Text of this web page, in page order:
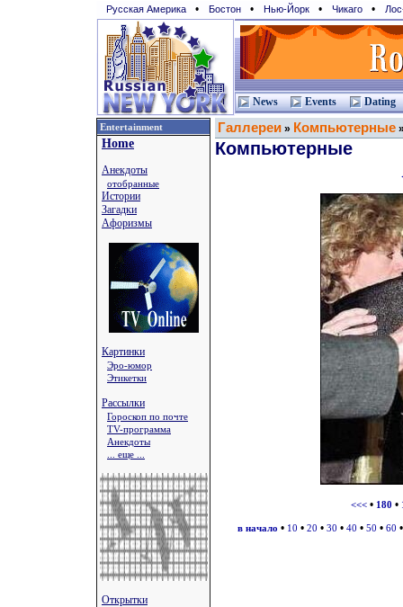
Русская Америка • Бостон • Нью-Йорк • Чикаго •
News Events Dating
Entertainment
Home
Анекдоты
отобранные
Истории
Загадки
Афоризмы
Картинки
Эро-юмор
Этикетки
Рассылки
Гороскоп по почте
TV-программа
Анекдоты
... еще ...
Открытки
Галлереи » Компьютерные
Компьютерные
<<< • 180 •
в начало • 10 • 20 • 30 • 40 • 50 • 60